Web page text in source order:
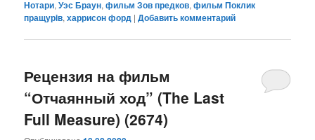
Нотари,Уэс Браун,фильм Зов предков,фильм Поклик
пращурiв,харрисон форд |Добавить комментарий
Рецензия на фильм
“Отчаянный ход” (The Last
Full Measure) (2674)